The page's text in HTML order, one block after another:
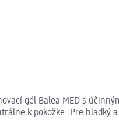
gél Balea MED s
k pokožke. Pre hladký